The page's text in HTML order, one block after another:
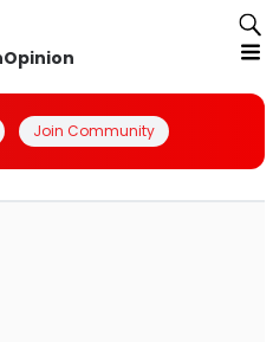
Opinion
Join Community